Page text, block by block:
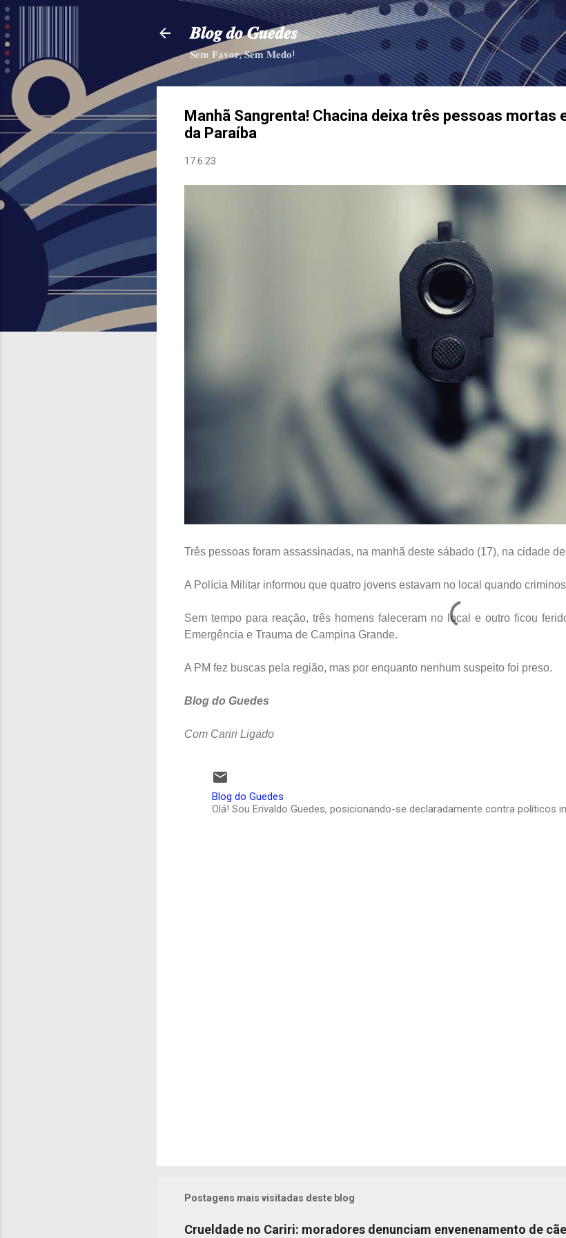
Pular para o conteúdo principal
𝑩𝒍𝒐𝒈 𝒅𝒐 𝑮𝒖𝒆𝒅𝒆𝒔
𝐒𝐞𝐦 𝐅𝐚𝐯𝐨𝐫, 𝐒𝐞𝐦 𝐌𝐞𝐝𝐨!
Manhã Sangrenta! Chacina deixa três pessoas mortas
da Paraíba
17.6.23
Três pessoas foram assassinadas, na manhã deste sábado (17), na cidade
A Polícia Militar informou que quatro jovens estavam no local quando
Sem tempo para reação, três homens faleceram no local e outro ficou
Emergência e Trauma de Campina Grande.
A PM fez buscas pela região, mas por enquanto nenhum suspeito foi preso.
Blog do Guedes
Com Cariri Ligado
Blog do Guedes
Olá! Sou Erivaldo Guedes, posicionando-se declaradamente contra políticos
Postagens mais visitadas deste blog
Crueldade no Cariri: moradores denunciam envenenamento de